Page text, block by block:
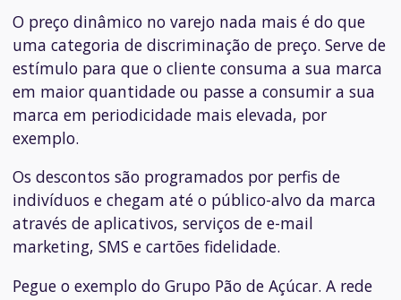
O preço dinâmico no varejo nada mais é do que
uma categoria de discriminação de preço. Serve de
estímulo para que o cliente consuma a sua marca
em maior quantidade ou passe a consumir a sua
marca em periodicidade mais elevada, por
exemplo.
Os descontos são programados por perfis de
indivíduos e chegam até o público-alvo da marca
através de aplicativos, serviços de e-mail
marketing, SMS e cartões fidelidade.
Pegue o exemplo do Grupo Pão de Açúcar. A rede